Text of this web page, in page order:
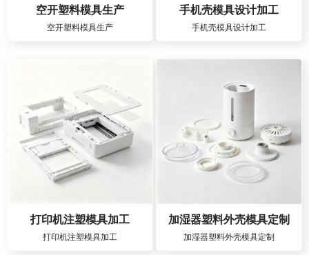
空开塑料模具生产
空开塑料模具生产
手机壳模具设计加工
手机壳模具设计加工
打印机注塑模具加工
打印机注塑模具加工
加湿器塑料外壳模具定制
加湿器塑料外壳模具定制